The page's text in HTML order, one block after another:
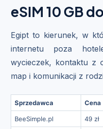
eSIM 10 GB
Egipt to kierunek, w
internetu poza
wycieczek, kontaktu z
map i komunikacji z
Sprzedawca Cena
BeeSimple.pl 49 zł